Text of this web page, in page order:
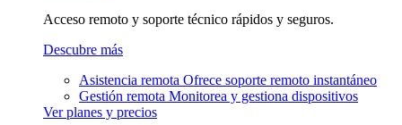
Acceso remoto y soporte técnico rápidos y seguros.
Descubre más
Asistencia remota Ofrece soporte remoto instantáneo
Gestión remota Monitorea y gestiona dispositivos
Ver planes y precios